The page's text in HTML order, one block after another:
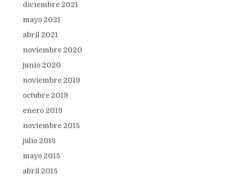
diciembre 2021
mayo 2021
abril 2021
noviembre 2020
junio 2020
noviembre 2019
octubre 2019
enero 2019
noviembre 2018
julio 2018
mayo 2018
abril 2018